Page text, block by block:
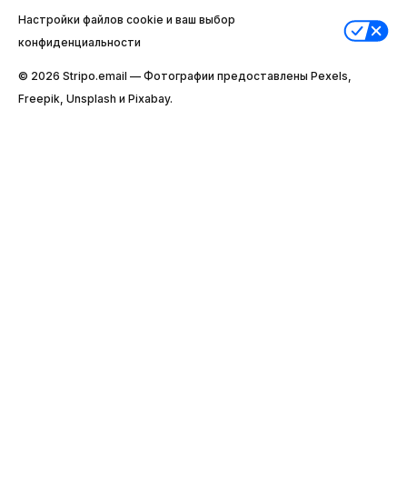
Настройки файлов cookie и ваш выбор
конфиденциальности
© 2026 Stripо.email — Фотографии предоставлены Pexels,
Freepik, Unsplash и Pixabay.